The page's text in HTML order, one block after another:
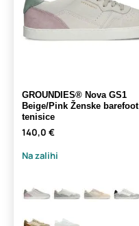
GROUNDIES® Nova GS1
Beige/Pink Ženske barefoot
tenisice
140,0 €
Na zalihi